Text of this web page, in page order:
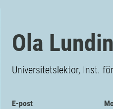
Ola Lundin
Universitetslektor, Inst.
E-post